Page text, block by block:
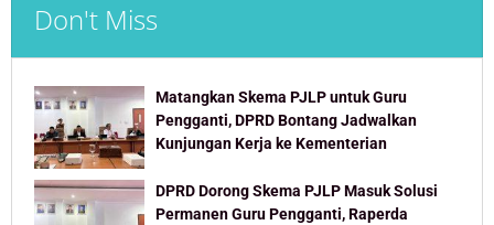
Don't Miss
Matangkan Skema PJLP untuk Guru
Pengganti, DPRD Bontang Jadwalkan
Kunjungan Kerja ke Kementerian
DPRD Dorong Skema PJLP Masuk Solusi
Permanen Guru Pengganti, Raperda